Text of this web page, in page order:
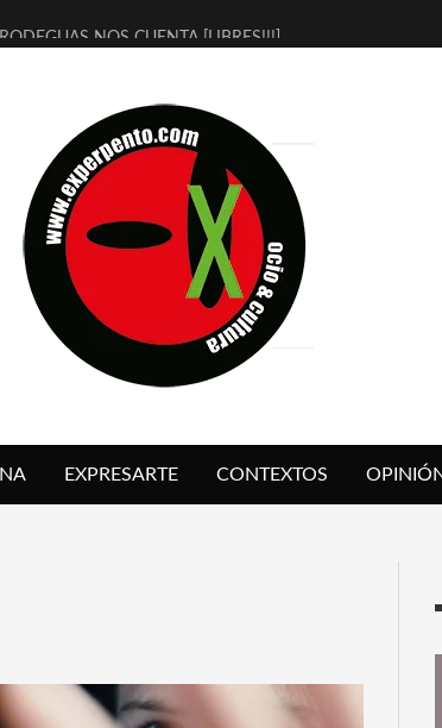
NOS CUENTA [LIBRES!!!]
DE JUAN GUERRERO ZAMORA
DEL DIRECTOR TEATRAL CLAUDIO TOLCACHIR
NADA) DE LA KATARSIS DEL TOMATAZO
EN #EXVITA
REINVENTAN [BITÁCORA 3.0] EN EXVITA
PRESENTA EN EXVITA [RELATIVA SENCILLEZ]
EN EXVITA INTERPRETANDO A SERRAT
EXPRESARTE CONTEXTOS